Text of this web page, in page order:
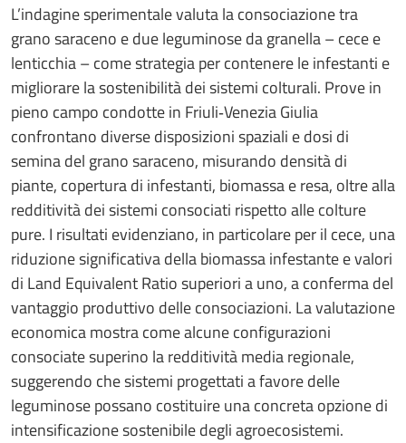
L’indagine sperimentale valuta la consociazione tra
grano saraceno e due leguminose da granella – cece e
lenticchia – come strategia per contenere le infestanti e
migliorare la sostenibilità dei sistemi colturali. Prove in
pieno campo condotte in Friuli‑Venezia Giulia
confrontano diverse disposizioni spaziali e dosi di
semina del grano saraceno, misurando densità di
piante, copertura di infestanti, biomassa e resa, oltre alla
redditività dei sistemi consociati rispetto alle colture
pure. I risultati evidenziano, in particolare per il cece, una
riduzione significativa della biomassa infestante e valori
di Land Equivalent Ratio superiori a uno, a conferma del
vantaggio produttivo delle consociazioni. La valutazione
economica mostra come alcune configurazioni
consociate superino la redditività media regionale,
suggerendo che sistemi progettati a favore delle
leguminose possano costituire una concreta opzione di
intensificazione sostenibile degli agroecosistemi.